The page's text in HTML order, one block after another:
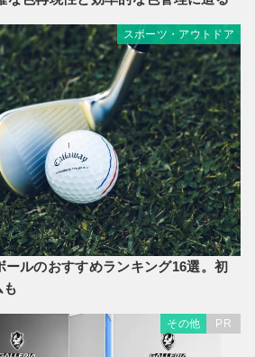
スポーツ・アウトドア
ールのおすすめランキング16選。初
も
その他 PR